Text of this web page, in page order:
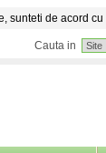
sunteti de acord
Cauta in